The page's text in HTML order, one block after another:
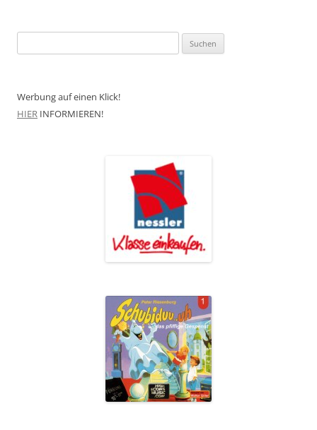
nach:
Werbung auf einen Klick!
HIER INFORMIEREN!